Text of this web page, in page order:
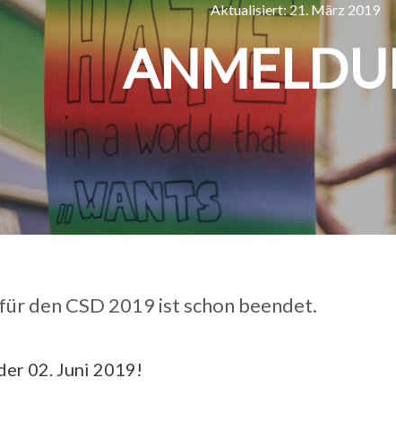
Aktualisiert:21. März 2019
den CSD 2019 ist schon beendet.
02. Juni 2019!